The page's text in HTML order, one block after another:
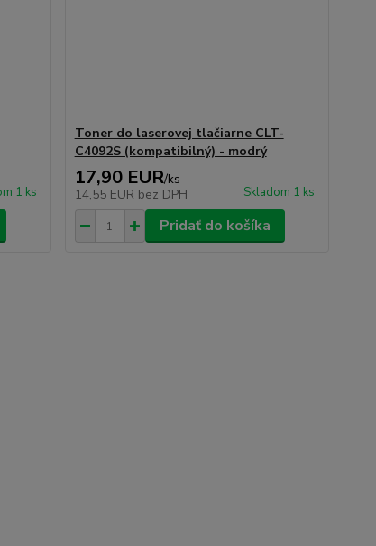
1 ks
Toner do laserovej tlačiarne CLT-
C4092S (kompatibilný) - modrý
17,90 EUR/ks
14,55 EUR bez DPH Skladom 1 ks
Pridať do košíka